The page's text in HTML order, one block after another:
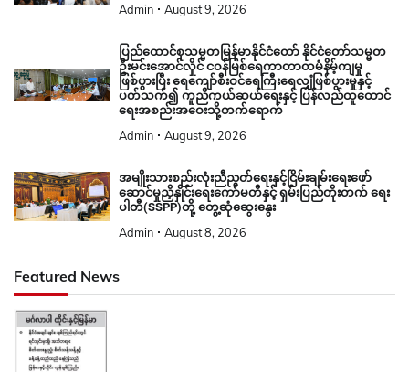
Admin August 9, 2026
ပြည်ထောင်စုသမ္မတမြန်မာနိုင်ငံတော် နိုင်ငံတော်သမ္မတ
ဦးမင်းအောင်လှိုင် ငဝန်မြစ်ရေကာတာတမံနိမ့်ကျမှု
ဖြစ်ပွားပြီး ရေကျော်စီးဝင်ရေကြီးရေလျှံဖြစ်ပွားမှုနှင့်
ပတ်သက်၍ ကူညီကယ်ဆယ်ရေးနှင့် ပြန်လည်ထူထောင်
ရေးအစည်းအဝေးသို့တက်ရောက်
Admin August 9, 2026
အမျိုးသားစည်းလုံးညီညွတ်ရေးနှင့်ငြိမ်းချမ်းရေးဖော်
ဆောင်မှုညှိနှိုင်းရေးကော်မတီနှင့် ရှမ်းပြည်တိုးတက် ရေး
ပါတီ(SSPP)တို့ တွေ့ဆုံဆွေးနွေး
Admin August 8, 2026
Featured News